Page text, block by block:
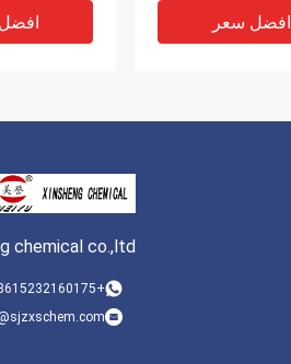
افضل سعر
مكثف فوسفات
chemical co.,ltd
+8615232160175